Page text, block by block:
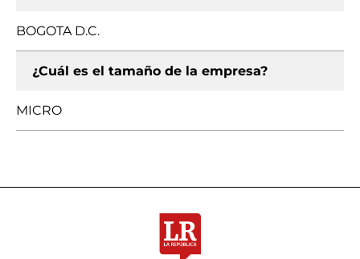
BOGOTA D.C.
¿Cuál es el tamaño de la empresa?
MICRO